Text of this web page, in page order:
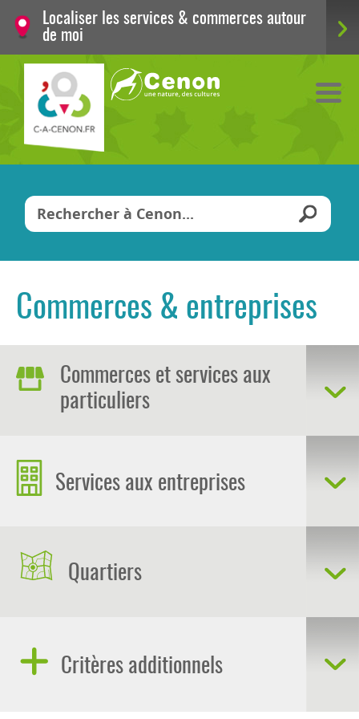
Localiser les services & commerces autour
de moi
Commerces & entreprises
Commerces et services aux
particuliers
Services aux entreprises
Quartiers
Critères additionnels